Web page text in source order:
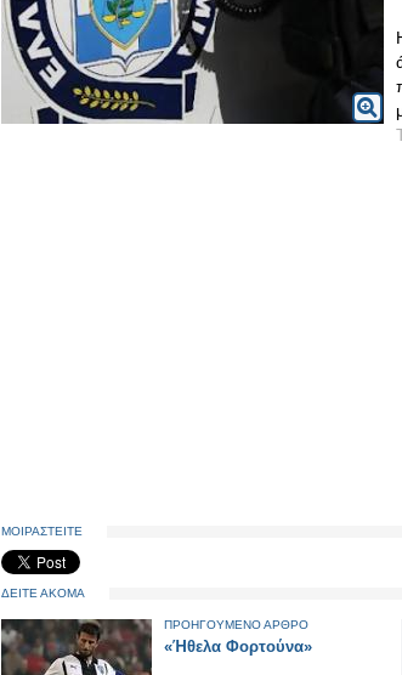
ΜΟΙΡΑΣΤΕΙΤΕ
ΔΕΙΤΕ ΑΚΟΜΑ
ΠΡΟΗΓΟΥΜΕΝΟ ΑΡΘΡΟ
«Ήθελα Φορτούνα»